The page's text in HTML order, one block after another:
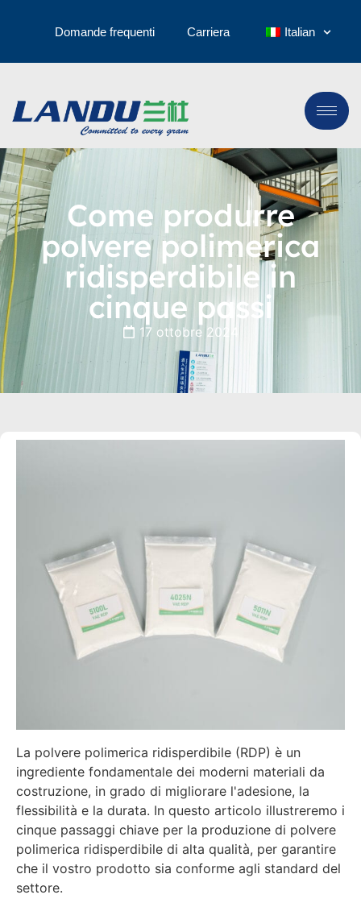
Domande frequenti Carriera Italian
Come produrre
polvere polimerica
ridisperdibile in
cinque passi
17 ottobre 2024
La polvere polimerica ridisperdibile (RDP) è un
ingrediente fondamentale dei moderni materiali da
costruzione, in grado di migliorare l'adesione, la
flessibilità e la durata. In questo articolo illustreremo i
cinque passaggi chiave per la produzione di polvere
polimerica ridisperdibile di alta qualità, per garantire
che il vostro prodotto sia conforme agli standard del
settore.